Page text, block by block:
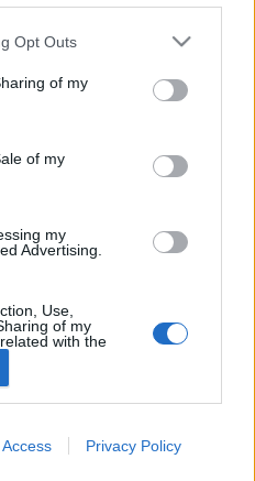
uses one or more Google
behaviour. You may click to
and its third-party tags to
purposes in below Google
Opt Outs
of my
of my
my
Advertising.
Use,
of my
with the
collected.
Privacy Policy